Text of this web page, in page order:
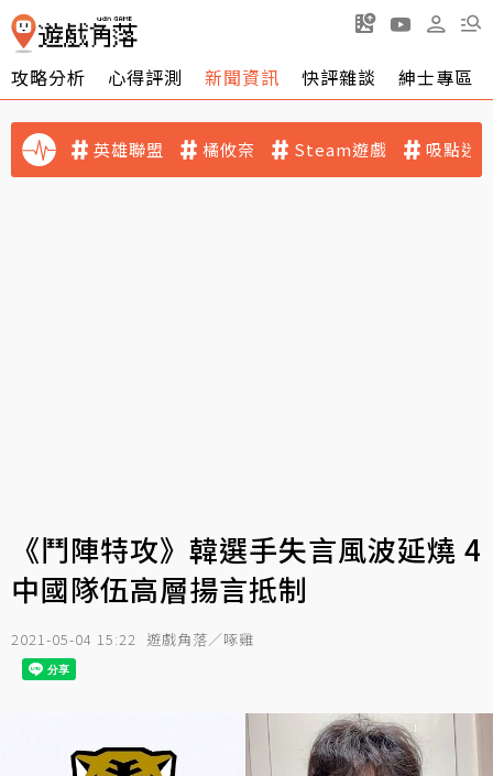
攻略分析 心得評測 新聞資訊 快評雜談 紳士專區
英雄聯盟 橘攸奈 Steam遊戲 吸點迷
《鬥陣特攻》韓選手失言風波延燒 4
中國隊伍高層揚言抵制
2021-05-04 15:22 遊戲角落／啄雞